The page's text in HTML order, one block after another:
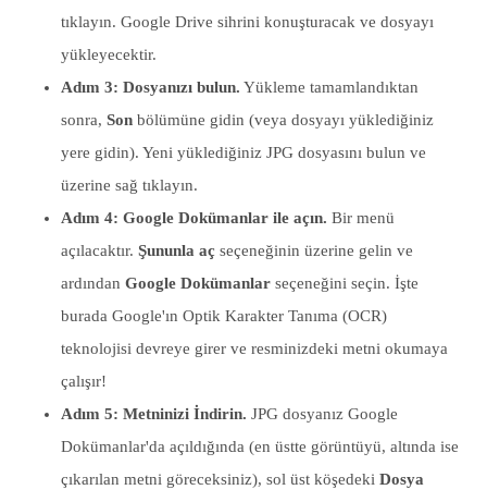
tıklayın. Google Drive sihrini konuşturacak ve dosyayı
yükleyecektir.
Adım 3: Dosyanızı bulun. Yükleme tamamlandıktan
sonra, Son bölümüne gidin (veya dosyayı yüklediğiniz
yere gidin). Yeni yüklediğiniz JPG dosyasını bulun ve
üzerine sağ tıklayın.
Adım 4: Google Dokümanlar ile açın. Bir menü
açılacaktır. Şununla aç seçeneğinin üzerine gelin ve
ardından Google Dokümanlar seçeneğini seçin. İşte
burada Google'ın Optik Karakter Tanıma (OCR)
teknolojisi devreye girer ve resminizdeki metni okumaya
çalışır!
Adım 5: Metninizi İndirin. JPG dosyanız Google
Dokümanlar'da açıldığında (en üstte görüntüyü, altında ise
çıkarılan metni göreceksiniz), sol üst köşedeki Dosya